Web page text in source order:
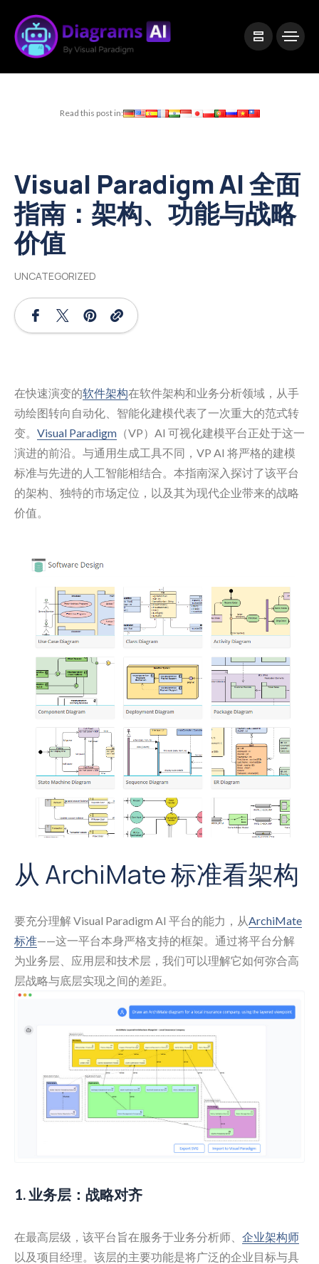
Read this post in:
Visual Paradigm AI 全面
指南：架构、功能与战略
价值
UNCATEGORIZED
在快速演变的软件架构在软件架构和业务分析领域，从手
动绘图转向自动化、智能化建模代表了一次重大的范式转
变。 Visual Paradigm （VP）AI 可视化建模平台正处于这一
演进的前沿。与通用生成工具不同，VP AI 将严格的建模
标准与先进的人工智能相结合。本指南深入探讨了该平台
的架构、独特的市场定位，以及其为现代企业带来的战略
价值。
从 ArchiMate 标准看架构
要充分理解 Visual Paradigm AI 平台的能力，从 ArchiMate
标准——这一平台本身严格支持的框架。通过将平台分解
为业务层、应用层和技术层，我们可以理解它如何弥合高
层战略与底层实现之间的差距。
1. 业务层：战略对齐
在最高层级，该平台旨在服务于业务分析师、 企业架构师
以及项目经理。该层的主要功能是将广泛的企业目标与具